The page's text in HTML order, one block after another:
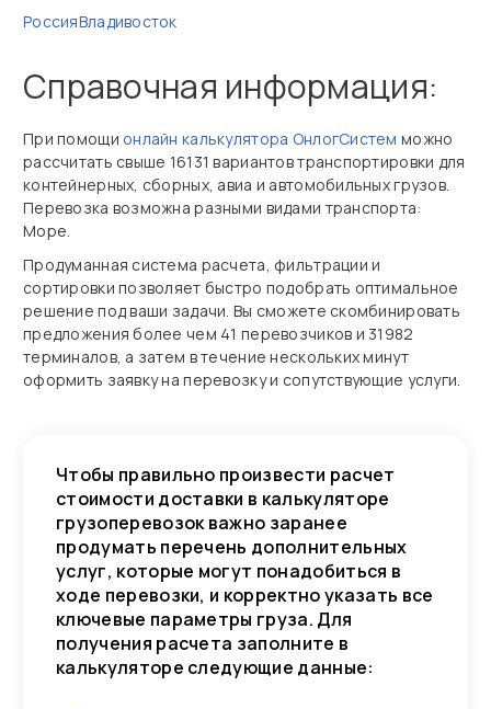
РоссияВладивосток
Справочная информация:
При помощи онлайн калькулятора ОнлогСистем можно
рассчитать свыше 16131 вариантов транспортировки для
контейнерных, сборных, авиа и автомобильных грузов.
Перевозка возможна разными видами транспорта:
Море.
Продуманная система расчета, фильтрации и
сортировки позволяет быстро подобрать оптимальное
решение под ваши задачи. Вы сможете скомбинировать
предложения более чем 41 перевозчиков и 31982
терминалов, а затем в течение нескольких минут
оформить заявку на перевозку и сопутствующие услуги.
Чтобы правильно произвести расчет
стоимости доставки в калькуляторе
грузоперевозок важно заранее
продумать перечень дополнительных
услуг, которые могут понадобиться в
ходе перевозки, и корректно указать все
ключевые параметры груза. Для
получения расчета заполните в
калькуляторе следующие данные: